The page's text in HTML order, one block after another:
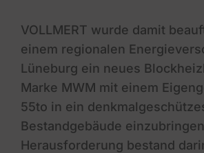
VOLLMERT wurde damit
einem regionalen
Lüneburg ein neues
Marke MWM mit einem
55to in ein
Bestandgebäude
Herausforderung bestand